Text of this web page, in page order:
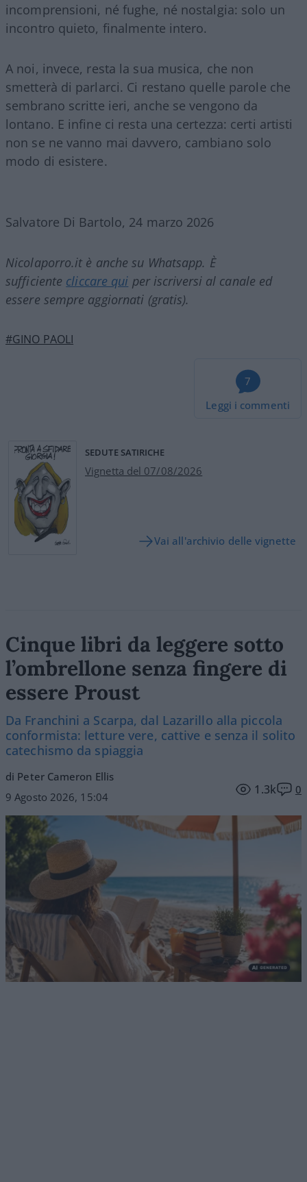
incomprensioni, né fughe, né nostalgia: solo un
incontro quieto, finalmente intero.
A noi, invece, resta la sua musica, che non
smetterà di parlarci. Ci restano quelle parole che
sembrano scritte ieri, anche se vengono da
lontano. E infine ci resta una certezza: certi artisti
non se ne vanno mai davvero, cambiano solo
modo di esistere.
Salvatore Di Bartolo, 24 marzo 2026
Nicolaporro.it è anche su Whatsapp. È
sufficiente cliccare qui per iscriversi al canale ed
essere sempre aggiornati (gratis).
#GINO PAOLI
7
Leggi i commenti
SEDUTE SATIRICHE
Vignetta del 07/08/2026
Vai all'archivio delle vignette
Cinque libri da leggere sotto
l’ombrellone senza fingere di
essere Proust
Da Franchini a Scarpa, dal Lazarillo alla piccola
conformista: letture vere, cattive e senza il solito
catechismo da spiaggia
di Peter Cameron Ellis
9 Agosto 2026, 15:04
1.3k 0